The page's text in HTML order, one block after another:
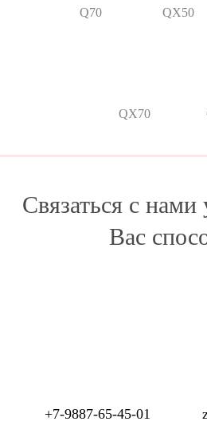
Q70 QX50
QX70
Связаться с
Вас
+7-9887-65-45-01